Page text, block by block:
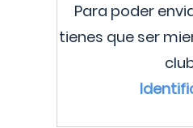
Para poder
tienes que ser